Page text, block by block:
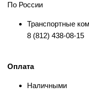
По России
Транспортные
8 (812) 438-08-15
Оплата
Наличными